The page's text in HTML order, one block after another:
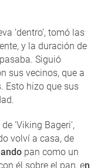
‘dentro’, tomó las
y la duración de
Siguió
sus vecinos, que a
Esto hizo que sus
'Viking Bageri',
volví a casa, de
pan como un
él sobre el pan, en